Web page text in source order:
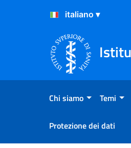
Salta al Contenuto
Salta al Footer
Chi siamo Temi
Protezione dei dati